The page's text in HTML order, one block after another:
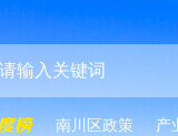
南川区政策 产